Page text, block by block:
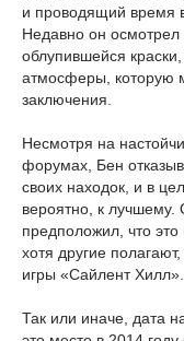
и проводящий время
Недавно он
облупившейся
атмосферы, которую
заключения.
Несмотря на
форумах, Бен
своих находок, и в
вероятно, к лучшему.
предположил, что
хотя другие
игры «Сайлент Хилл».
Так или иначе, дата